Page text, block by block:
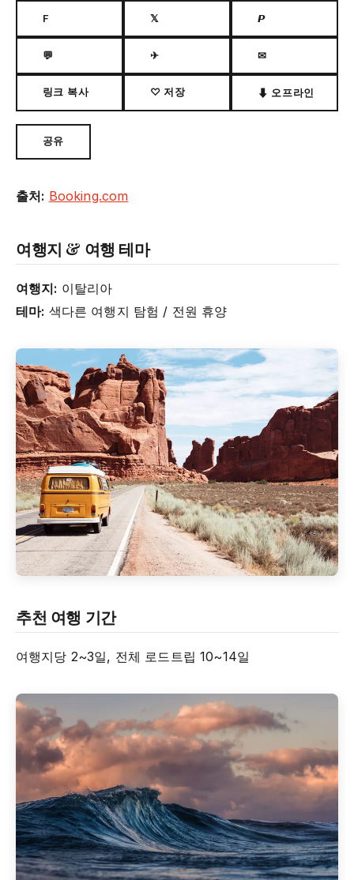
F 𝕏 𝙋
💬 ✈ ✉
링크 복사 ♡ 저장 ⬇ 오프라인
공유
출처: Booking.com
여행지 & 여행 테마
여행지: 이탈리아
테마: 색다른 여행지 탐험 / 전원 휴양
추천 여행 기간
여행지당 2~3일, 전체 로드트립 10~14일